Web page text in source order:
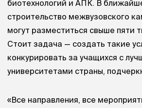
биотехнологий и АПК. В
строительство межвузовского
могут разместиться свыше пяти
Стоит задача — создать такие
конкурировать за учащихся с
университетами страны,
«Все направления, все